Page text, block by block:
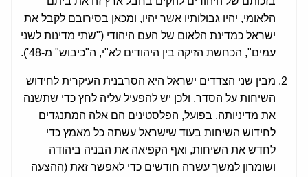
הלאומי, יהיו גבולותיו אשר יהיו, ומכאן בסירובם לקבל את
ישראל כמדינת הלאום של העם היהודי ("שתי מדינות לשני
עמים", הכחשת הזיקה בין היהודים לא"י, ה"כיבוש" מ-48').
מבין שני הצדדים ישראל היא הסרבנית העיקרית לחידוש
השיחות על הסדר, ולכן יש להפעיל עליה לחץ כדי שתשנה
את מדיניותה. בפועל, הפלסטינים הם אלה המתנגדים
לחידוש השיחות בעוד שישראל עשתה כל מאמץ כדי
לחדש את השיחות, ואף הקפיאה את הבניה ביהודה
ושומרון למשך עשרה חודשים כדי לאפשר זאת (ההצעה